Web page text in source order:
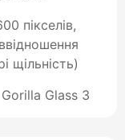
пікселів,
щільність)
Glass 3